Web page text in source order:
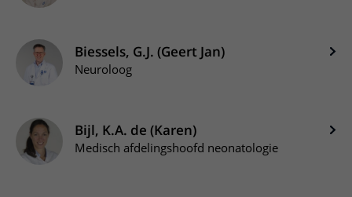
Biessels, G.J. (Geert Jan)
Neuroloog
Bijl, K.A. de (Karen)
Medisch afdelingshoofd neonatologie